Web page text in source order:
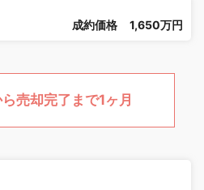
成約価格 1,650万円
売却完了まで1ヶ月